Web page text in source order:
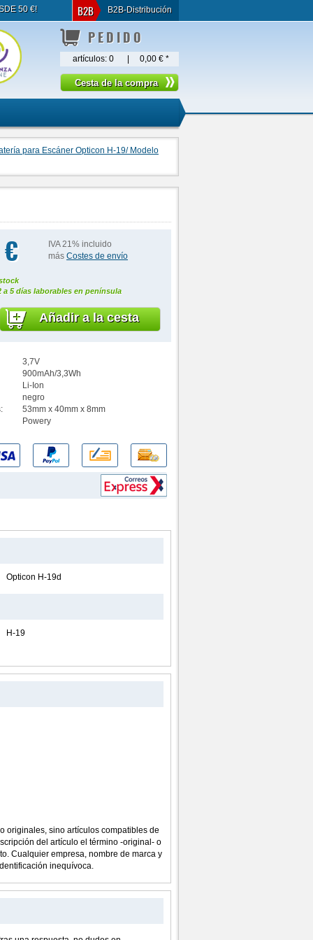
B2B B2B-Distribución
50 €!
PEDIDO
artículos: 0 0,00 € *
para Escáner Opticon H-19/ Modelo
IVA 21% incluido
más Costes de envío
a 5 días laborables en península
Añadir a la cesta
3,7V
900mAh/3,3Wh
Li-Ion
negro
53mm x 40mm x 8mm
Powery
Opticon H-19d
H-19
originales, sino artículos compatibles de
del artículo el término -original- o
Cualquier empresa, nombre de marca y
inequívoca.